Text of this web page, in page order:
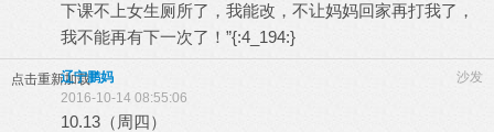
下课不上女生厕所了，我能改，不让妈妈回家再打我了，
我不能再有下一次了！”{:4_194:}
点击重新加载 沙发
辽宁鹏妈
2016-10-14 08:55:06
10.13（周四）